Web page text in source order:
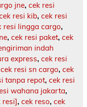
jne, cek resi
resi kib, cek resi
resi lingga cargo,
, cek resi paket, cek
indah
express, cek resi
cek resi sn cargo, cek
tanpa repot, cek resi
wahana jakarta,
resi], cek reso, cek